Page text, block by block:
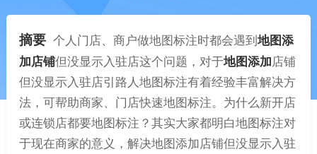
摘要 个人门店、商户做地图标注时都会遇到地图添
加店铺但没显示入驻店这个问题，对于地图添加店铺
但没显示入驻店引路人地图标注有着经验丰富解决方
法，可帮助商家、门店快速地图标注。为什么新开店
或连锁店都要地图标注？其实大家都明白地图标注对
于现在商家的意义，解决地图添加店铺但没显示入驻